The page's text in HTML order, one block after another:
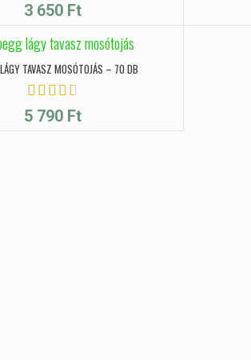
3 650 Ft
LÁGY TAVASZ MOSÓTOJÁS – 70 DB
5 790 Ft